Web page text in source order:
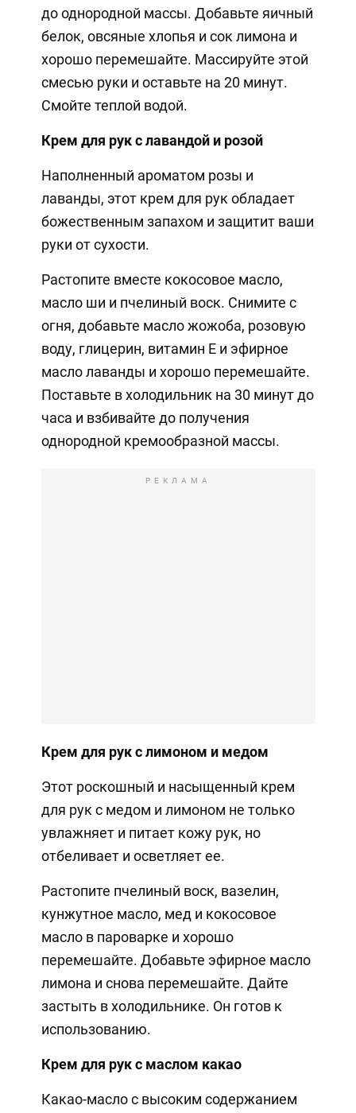
до однородной массы. Добавьте яичный
белок, овсяные хлопья и сок лимона и
хорошо перемешайте. Массируйте этой
смесью руки и оставьте на 20 минут.
Смойте теплой водой.
Крем для рук с лавандой и розой
Наполненный ароматом розы и
лаванды, этот крем для рук обладает
божественным запахом и защитит ваши
руки от сухости.
Растопите вместе кокосовое масло,
масло ши и пчелиный воск. Снимите с
огня, добавьте масло жожоба, розовую
воду, глицерин, витамин Е и эфирное
масло лаванды и хорошо перемешайте.
Поставьте в холодильник на 30 минут до
часа и взбивайте до получения
однородной кремообразной массы.
РЕКЛАМА
Крем для рук с лимоном и медом
Этот роскошный и насыщенный крем
для рук с медом и лимоном не только
увлажняет и питает кожу рук, но
отбеливает и осветляет ее.
Растопите пчелиный воск, вазелин,
кунжутное масло, мед и кокосовое
масло в пароварке и хорошо
перемешайте. Добавьте эфирное масло
лимона и снова перемешайте. Дайте
застыть в холодильнике. Он готов к
использованию.
Крем для рук с маслом какао
Какао-масло с высоким содержанием